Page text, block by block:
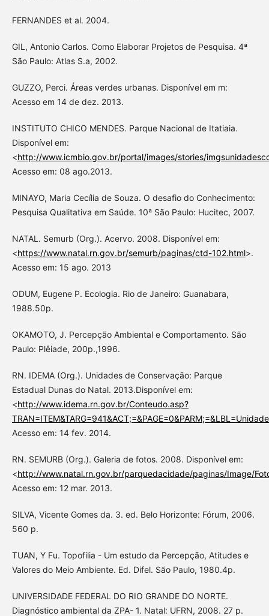
FERNANDES et al. 2004.
GIL, Antonio Carlos. Como Elaborar Projetos de Pesquisa. 4ª
São Paulo: Atlas S.a, 2002.
GUZZO, Perci. Áreas verdes urbanas. Disponível em m:
Acesso em 14 de dez. 2013.
INSTITUTO CHICO MENDES. Parque Nacional de Itatiaia.
Disponível em:
<http://www.icmbio.gov.br/portal/images/stories/
Acesso em: 08 ago.2013.
MINAYO, Maria Cecília de Souza. O desafio do Conhecimento:
Pesquisa Qualitativa em Saúde. 10ª São Paulo: Hucitec, 2007.
NATAL. Semurb (Org.). Acervo. 2008. Disponível em:
<https://www.natal.rn.gov.br/semurb/paginas/ctd-102.html>.
Acesso em: 15 ago. 2013
ODUM, Eugene P. Ecologia. Rio de Janeiro: Guanabara,
1988.50p.
OKAMOTO, J. Percepção Ambiental e Comportamento. São
Paulo: Plêiade, 200p.,1996.
RN. IDEMA (Org.). Unidades de Conservação: Parque
Estadual Dunas do Natal. 2013.Disponível em:
<http://www.idema.rn.gov.br/Conteudo.asp?
Acesso em: 14 fev. 2014.
RN. SEMURB (Org.). Galeria de fotos. 2008. Disponível em:
<http://www.natal.rn.gov.br/parquedacidade/paginas/Image/
Acesso em: 12 mar. 2013.
SILVA, Vicente Gomes da. 3. ed. Belo Horizonte: Fórum, 2006.
560 p.
TUAN, Y Fu. Topofilia - Um estudo da Percepção, Atitudes e
Valores do Meio Ambiente. Ed. Difel. São Paulo, 1980.4p.
UNIVERSIDADE FEDERAL DO RIO GRANDE DO NORTE.
Diagnóstico ambiental da ZPA- 1. Natal: UFRN, 2008. 27 p.